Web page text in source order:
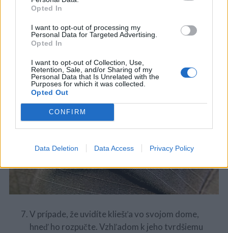
Opted In
I want to opt-out of processing my
Personal Data for Targeted Advertising.
Opted In
I want to opt-out of Collection, Use,
Retention, Sale, and/or Sharing of my
Personal Data that Is Unrelated with the
Purposes for which it was collected.
Opted Out
CONFIRM
Data Deletion Data Access Privacy Policy
Po návrate domov by ste sa mali úplne vyzliecť a
skontrolovať telo, či sa na ňom nenachádzajú
žiadne kliešte. Je vhodné, ak oblečením trochu
potrasiete a preperiete v horúcej vode.
V prípade, že uvidíte kliešťa vo svojom dome,
hneď ho rozpučte. Vzhľadom k jeho tvrdšiemu